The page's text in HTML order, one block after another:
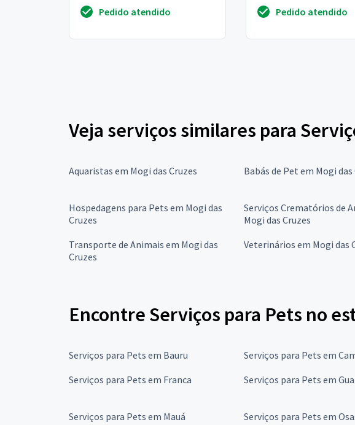
obrigadaPedido atendido
virgínia joana da s...
Pedido atendido
Veja serviços similares para
Aquaristas em Mogi das Cruzes Babás de Pet em Mogi das
Hospedagens para Pets em Mogi das
Cruzes
Serviços Crematórios de
Mogi das Cruzes
Transporte de Animais em Mogi das
Cruzes
Veterinários em Mogi das
Encontre Serviços para Pets no
Serviços para Pets em Bauru Serviços para Pets em
Serviços para Pets em Franca
Serviços para Pets em
Serviços para Pets em Mauá Serviços para Pets em